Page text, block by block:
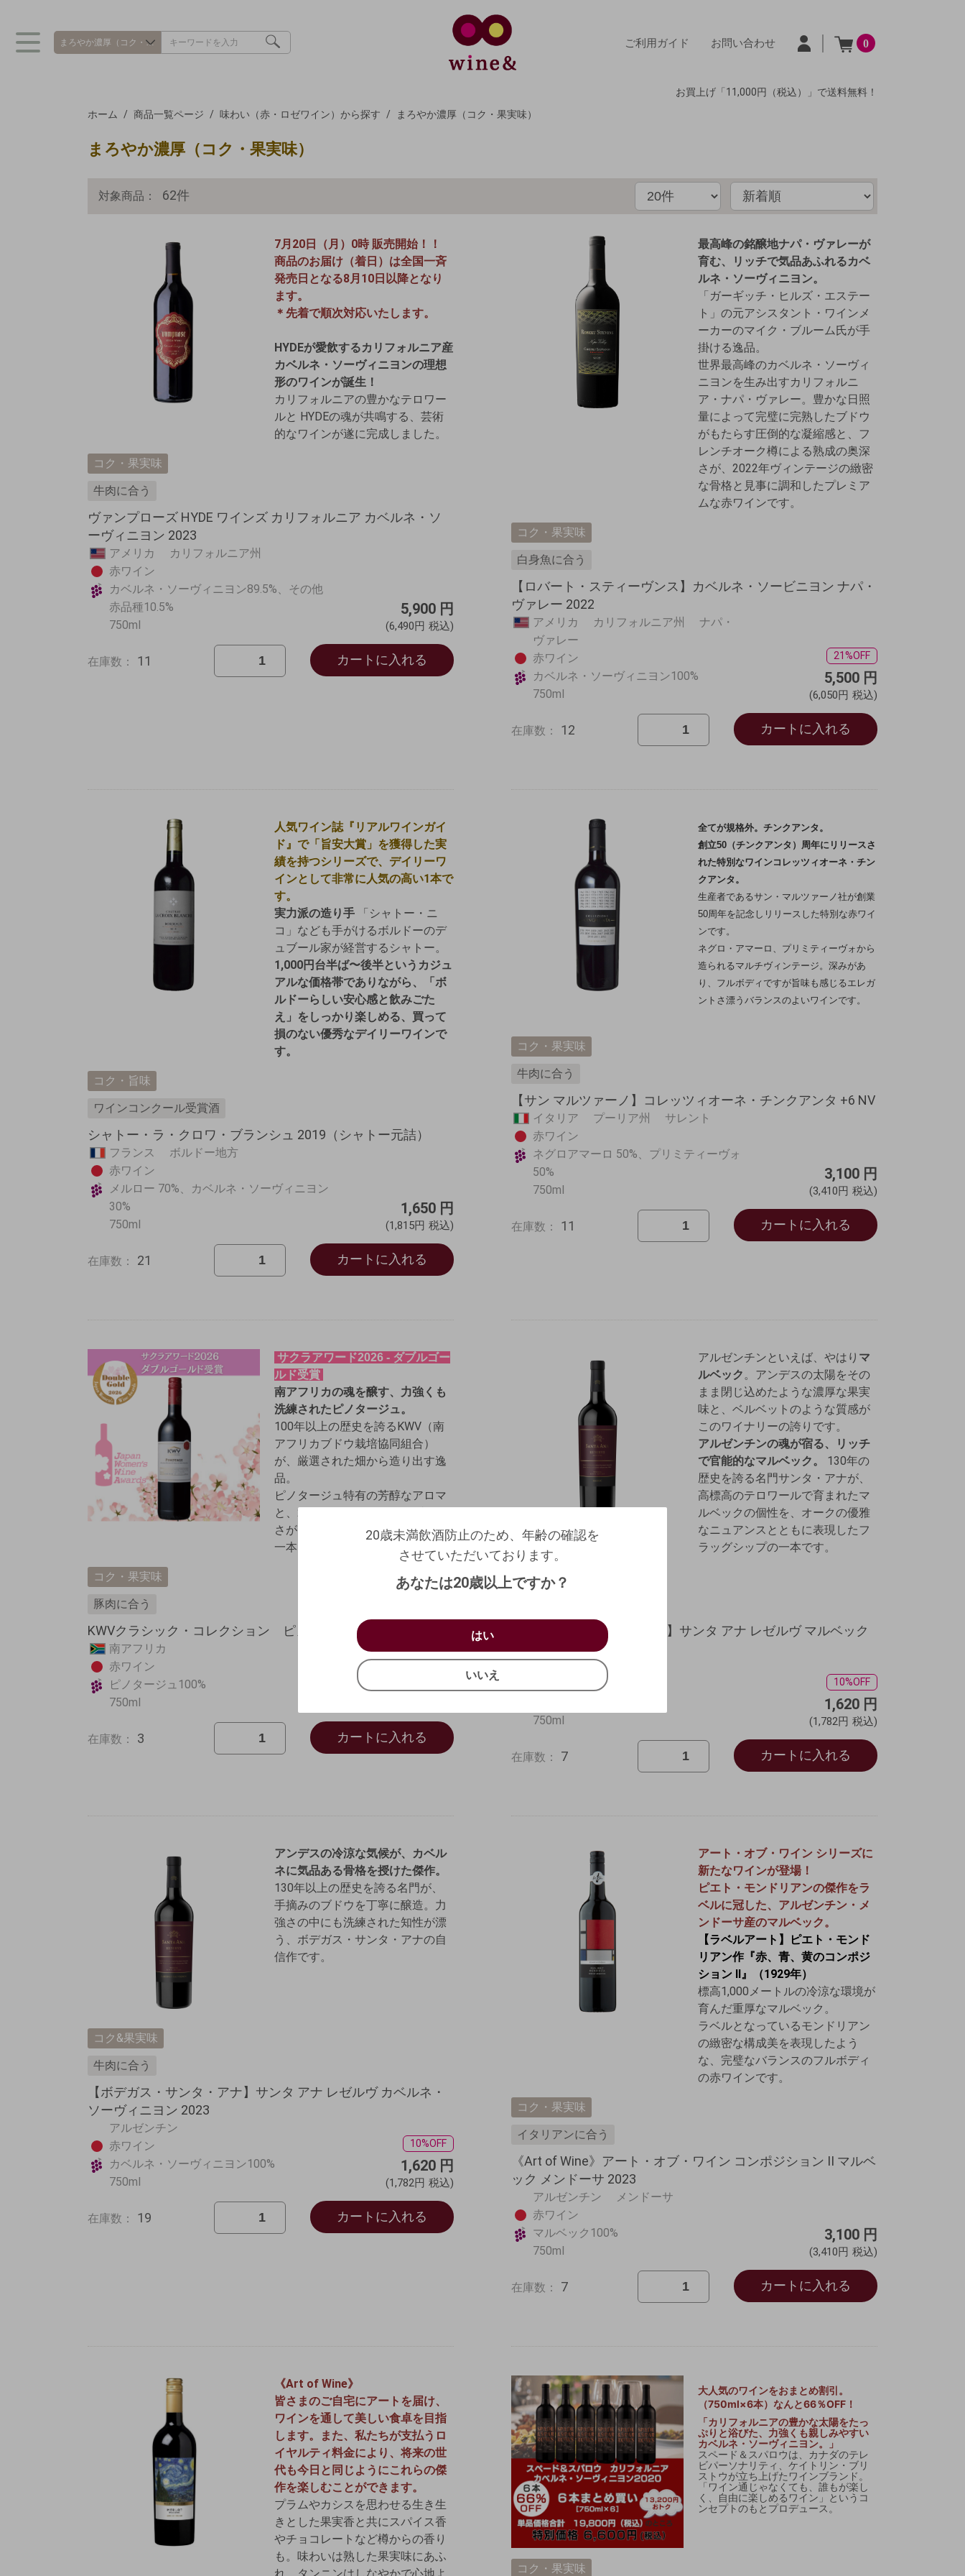
ご利用ガイド お問い合わせ 0
お買上げ「11,000円（税込）」で送料無料！
ホーム
商品一覧ページ 味わい（赤・ロゼワイン）から探す まろやか濃厚（コク・果実味）
まろやか濃厚（コク・果実味）
対象商品： 62件
7月20日（月）0時 販売開始！！
商品のお届け（着日）は全国一斉
発売日となる8月10日以降となり
ます。
＊先着で順次対応いたします。
HYDEが愛飲するカリフォルニア産
カベルネ・ソーヴィニヨンの理想
形のワインが誕生！
カリフォルニアの豊かなテロワー
ルと HYDEの魂が共鳴する、芸術
的なワインが遂に完成しました。
コク・果実味
牛肉に合う
ヴァンプローズ HYDE ワインズ カリフォルニア カベルネ・ソ
ーヴィニヨン 2023
アメリカ カリフォルニア州
赤ワイン
カベルネ・ソーヴィニヨン89.5%、その他
赤品種10.5%
750ml
5,900 円
(6,490円 税込)
在庫数： 11 カートに入れる
最高峰の銘醸地ナパ・ヴァレーが
育む、リッチで気品あふれるカベ
ルネ・ソーヴィニヨン。
「ガーギッチ・ヒルズ・エステー
ト」の元アシスタント・ワインメ
ーカーのマイク・ブルーム氏が手
掛ける逸品。
世界最高峰のカベルネ・ソーヴィ
ニヨンを生み出すカリフォルニ
ア・ナパ・ヴァレー。豊かな日照
量によって完璧に完熟したブドウ
がもたらす圧倒的な凝縮感と、フ
レンチオーク樽による熟成の奥深
さが、2022年ヴィンテージの緻密
な骨格と見事に調和したプレミア
ムな赤ワインです。
コク・果実味
白身魚に合う
【ロバート・スティーヴンス】カベルネ・ソービニヨン ナパ・
ヴァレー 2022
アメリカ カリフォルニア州 ナパ・
ヴァレー
赤ワイン
カベルネ・ソーヴィニヨン100%
750ml
21%OFF
5,500 円
(6,050円 税込)
在庫数： 12 カートに入れる
人気ワイン誌『リアルワインガイ
ド』で「旨安大賞」を獲得した実
績を持つシリーズで、デイリーワ
インとして非常に人気の高い1本で
す。
実力派の造り手 「シャトー・ニ
コ」なども手がけるボルドーのデ
ュブール家が経営するシャトー。
1,000円台半ば〜後半というカジュ
アルな価格帯でありながら、「ボ
ルドーらしい安心感と飲みごた
え」をしっかり楽しめる、買って
損のない優秀なデイリーワインで
す。
コク・旨味
ワインコンクール受賞酒
シャトー・ラ・クロワ・ブランシュ 2019（シャトー元詰）
フランス ボルドー地方
赤ワイン
メルロー 70%、カベルネ・ソーヴィニヨン
30%
750ml
1,650 円
(1,815円 税込)
在庫数： 21 カートに入れる
全てが規格外。チンクアンタ。
創立50（チンクアンタ）周年にリリースさ
れた特別なワインコレッツィオーネ・チン
クアンタ。
生産者であるサン・マルツァーノ社が創業
50周年を記念しリリースした特別な赤ワイ
ンです。
ネグロ・アマーロ、プリミティーヴォから
造られるマルチヴィンテージ。深みがあ
り、フルボディですが旨味も感じるエレガ
ントさ漂うバランスのよいワインです。
コク・果実味
牛肉に合う
【サン マルツァーノ】コレッツィオーネ・チンクアンタ +6 NV
イタリア プーリア州 サレント
赤ワイン
ネグロアマーロ 50%、プリミティーヴォ
50%
750ml
3,100 円
(3,410円 税込)
在庫数： 11 カートに入れる
サクラアワード2026 - ダブルゴー
ルド受賞
南アフリカの魂を醸す、力強くも
洗練されたピノタージュ。
100年以上の歴史を誇るKWV（南
アフリカブドウ栽培協同組合）
が、厳選された畑から造り出す逸
品。
ピノタージュ特有の芳醇なアロマ
と、2024年ヴィンテージの瑞々し
さが同調する、エネルギッシュな
一本です。
コク・果実味
豚肉に合う
KWVクラシック・コレクション ピノタージュ 2024
南アフリカ
赤ワイン
ピノタージュ100%
750ml
1,300 円
在庫数： 3 カートに入れる
アルゼンチンといえば、やはり マ
ルベック。アンデスの太陽をその
まま閉じ込めたような濃厚な果実
味と、ベルベットのような質感が
このワイナリーの誇りです。
アルゼンチンの魂が宿る、リッチ
で官能的なマルベック。
130年の
歴史を誇る名門サンタ・アナが、
高標高のテロワールで育まれたマ
ルベックの個性を、オークの優雅
なニュアンスとともに表現したフ
ラッグシップの一本です。
コク・果実味
【ボデガス・サンタ・アナ】サンタ アナ レゼルヴ マルベック
2022
アルゼンチン
750ml
10%OFF
1,620 円
(1,782円 税込)
在庫数： 7 カートに入れる
アンデスの冷涼な気候が、カベル
ネに気品ある骨格を授けた傑作。
130年以上の歴史を誇る名門が、
手摘みのブドウを丁寧に醸造。 力
強さの中にも洗練された知性が漂
う、ボデガス・サンタ・アナの自
信作です。
コク&果実味
牛肉に合う
【ボデガス・サンタ・アナ】サンタ アナ レゼルヴ カベルネ・
ソーヴィニヨン 2023
アルゼンチン
赤ワイン
カベルネ・ソーヴィニヨン100%
750ml
10%OFF
1,620 円
(1,782円 税込)
在庫数： 19 カートに入れる
アート・オブ・ワイン シリーズに
新たなワインが登場！
ピエト・モンドリアンの傑作をラ
ベルに冠した、アルゼンチン・メ
ンドーサ産のマルベック。
【ラベルアート】ピエト・モンド
リアン作『赤、青、黄のコンポジ
ション II』（1929年）
標高1,000メートルの冷涼な環境が
育んだ重厚なマルベック。
ラベルとなっているモンドリアン
の緻密な構成美を表現したよう
な、完璧なバランスのフルボディ
の赤ワインです。
コク・果実味
イタリアンに合う
《Art of Wine》アート・オブ・ワイン コンポジション II マルベ
ック メンドーサ 2023
アルゼンチン メンドーサ
赤ワイン
マルベック100%
750ml
3,100 円
(3,410円 税込)
在庫数： 7 カートに入れる
《Art of Wine》
皆さまのご自宅にアートを届け、
ワインを通して美しい食卓を目指
します。また、私たちが支払うロ
イヤルティ料金により、将来の世
代も今日と同じようにこれらの傑
作を楽しむことができます。
プラムやカシスを思わせる生き生
きとした果実香と共にスパイス香
やチョコレートなど樽からの香り
も。味わいは熟した果実味にあふ
大人気のワインをおまとめ割引。
（750ml×6本）なんと66％OFF！
「カリフォルニアの豊かな太陽をたっ
ぷりと浴びた、力強くも親しみやすい
カベルネ・ソーヴィニヨン。」
スペード＆スパロウは、カナダのテレ
ビパーソナリティ、ケイトリン・ブリ
ストウが立ち上げたワインブランド。
「ワイン通じゃなくても、誰もが楽し
く、自由に楽しめるワイン」というコ
ンセプトのもとプロデュース。
コク・果実味
お買い物を続ける カートへ進む
20歳未満飲酒防止のため、年齢の確認を
させていただいております。
あなたは20歳以上ですか？
はい
いいえ
20歳未満飲酒防止のため、年齢の確認を
させていただいております。
生年月日を入力してください。
確認する
キャンセル
ログアウトします。よろしいですか？
（自動ログインの設定も解除されます。）
はい
いいえ